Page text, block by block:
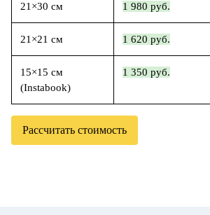
21×30 см 1 980 руб.
21×21 см 1 620 руб.
15×15 см
(Instabook)
1 350 руб.
Рассчитать стоимость